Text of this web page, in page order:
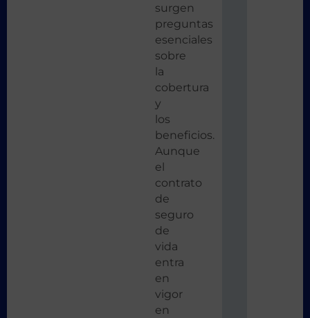
surgen
preguntas
esenciales
sobre
la
cobertura
y
los
beneficios.
Aunque
el
contrato
de
seguro
de
vida
entra
en
vigor
en